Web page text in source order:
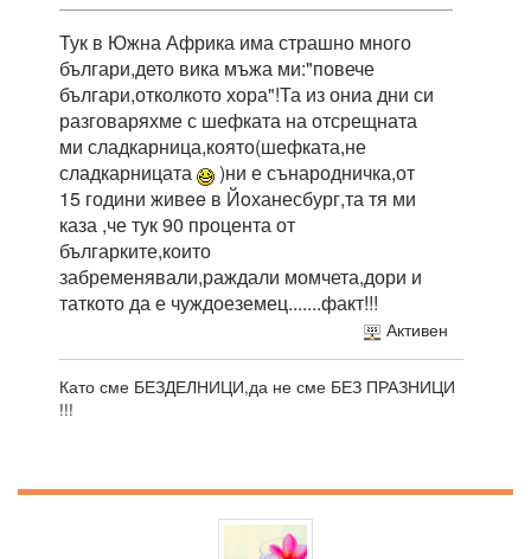
Тук в Южна Африка има страшно много
българи,дето вика мъжа ми:"повече
българи,отколкото хора"!Та из ониа дни си
разговаряхме с шефката на отсрещната
ми сладкарница,която(шефката,не
сладкарницата
)ни е сънародничка,от
15 години живee в Йoханесбург,та тя ми
каза ,че тук 90 процента от
българките,които
забременявали,раждали момчета,дори и
таткото да е чуждоеземец.......факт!!!
Активен
Като сме БЕЗДЕЛНИЦИ,да не сме БЕЗ ПРАЗНИЦИ
!!!